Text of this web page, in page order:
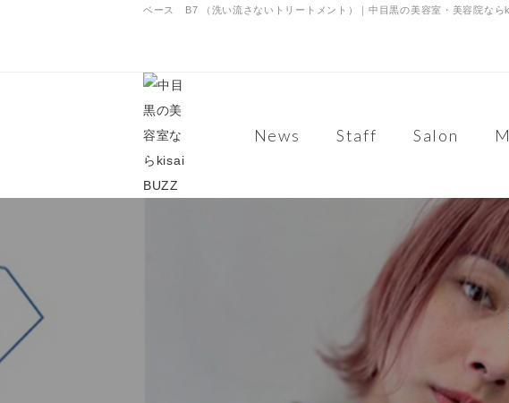
ベース B7 （洗い流さないトリートメント）｜中目黒の美容室・美容院なら
News Staff Salon